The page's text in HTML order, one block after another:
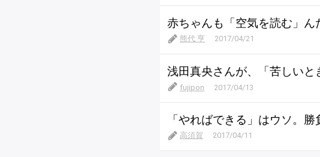
赤ちゃんも「空気を読む」ん
熊代 亨 2017/04/21
浅田真央さんが、「苦しいと
fujipon 2017/04/13
「やればできる」はウソ。
高須賀 2017/04/11